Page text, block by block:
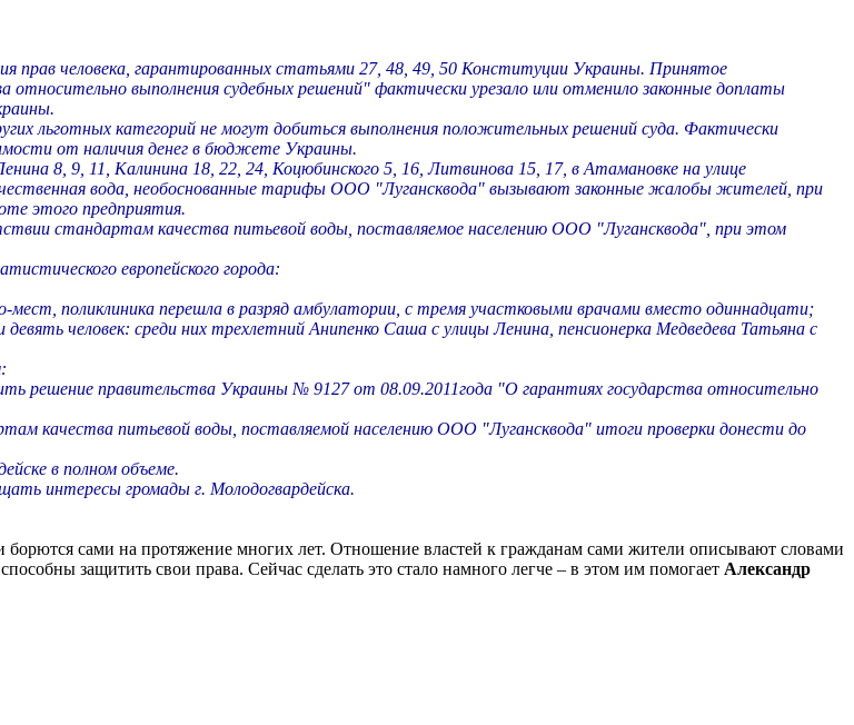
человека, гарантированных статьями 27, 48, 49, 50 Конституции Украины. Принятое
выполнения судебных решений" фактически урезало или отменило законные доплаты
льготных категорий не могут добиться выполнения положительных решений суда. Фактически
от наличия денег в бюджете Украины.
8, 9, 11, Калинина 18, 22, 24, Коцюбинского 5, 16, Литвинова 15, 17, в Атамановке на улице
вода, необоснованные тарифы ООО "Лугансквода" вызывают законные жалобы жителей, при
этого предприятия.
стандартам качества питьевой воды, поставляемое населению ООО "Лугансквода", при этом
европейского города:
мест, поликлиника перешла в разряд амбулатории, с тремя участковыми врачами вместо одиннадцати;
человек: среди них трехлетний Анипенко Саша с улицы Ленина, пенсионерка Медведева Татьяна с
решение правительства Украины № 9127 от 08.09.2011года "О гарантиях государства относительно
качества питьевой воды, поставляемой населению ООО "Лугансквода" итоги проверки донести до
в полном объеме.
интересы громады г. Молодогвардейска.
сами на протяжение многих лет. Отношение властей к гражданам сами жители описывают словами
защитить свои права. Сейчас сделать это стало намного легче – в этом им помогает Александр